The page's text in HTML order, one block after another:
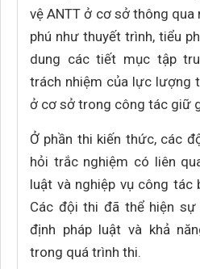
vệ ANTT ở cơ sở thông qua
phú như thuyết trình, tiểu
dung các tiết mục tập
trách nhiệm của lực lượng
ở cơ sở trong công tác giữ
Ở phần thi kiến thức, các
hỏi trắc nghiệm có liên
luật và nghiệp vụ công tác
Các đội thi đã thể hiện
định pháp luật và khả
trong quá trình thi.